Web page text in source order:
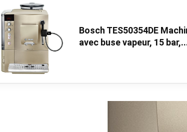
Bosch TES50354DE
avec buse vapeur, 15